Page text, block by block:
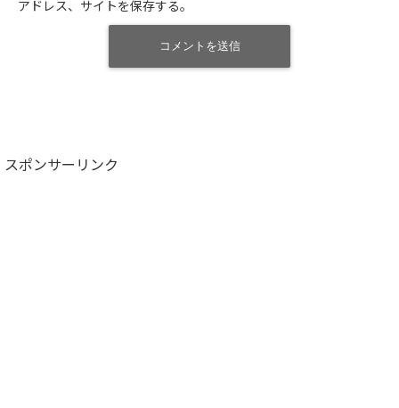
アドレス、サイトを保存する。
スポンサーリンク